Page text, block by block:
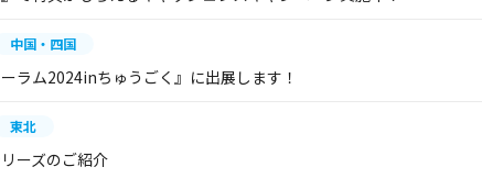
中国・四国
ーラム2024inちゅうごく』に出展します！
東北
ーズのご紹介